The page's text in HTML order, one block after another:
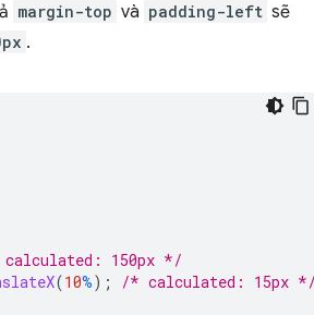
margin-top và padding-left sẽ
.
150px */
(10%);
/* calculated: 15px